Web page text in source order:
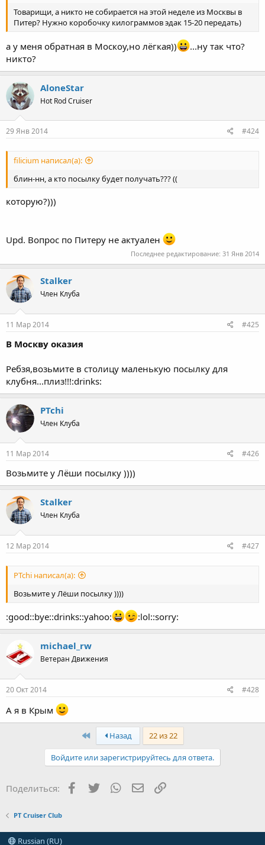
Товарищи, а никто не собирается на этой неделе из Москвы в
Питер? Нужно коробочку килограммов эдак 15-20 передать)
а у меня обратная в Москоу,но лёгкая))
...ну так что?
никто?
AloneStar
Hot Rod Cruiser
29 Янв 2014 #424
filicium написал(а):
блин-нн, а кто посылку будет получать??? ((
которую?)))
Upd. Вопрос по Питеру не актуален
Последнее редактирование: 31 Янв 2014
Stalker
Член Клуба
11 Мар 2014 #425
В Москву оказия
Ребзя,возьмите в столицу маленькую посылку для
клубня...плиз!!!:drinks:
PTchi
Член Клуба
11 Мар 2014 #426
Возьмите у Лёши посылку ))))
Stalker
Член Клуба
12 Мар 2014 #427
PTchi написал(а):
Возьмите у Лёши посылку ))))
:good::bye::drinks::yahoo: :lol::sorry:
michael_rw
Ветеран Движения
20 Окт 2014 #428
А я в Крым
First Назад 22 из 22
Войдите или зарегистрируйтесь для ответа.
Поделиться: Facebook
TwitterWhatsAppЭлектронная почта
Ссылка
PT Cruiser Club
Russian (RU)